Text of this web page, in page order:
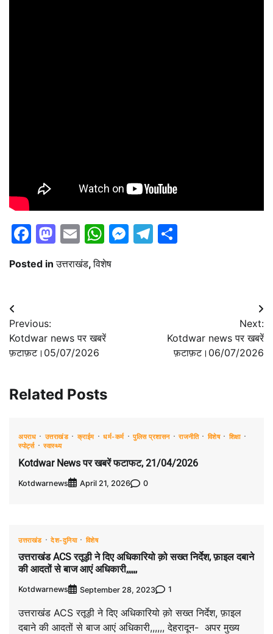
Facebook
Mastodon
EmailWhatsApp
Messenger
Telegram
Posted inउत्तराखंड,विशेष
Post
navigation
Previous:
Kotdwar news पर खबरें
फ़टाफ़ट।05/07/2026
Next:
Kotdwar news पर खबरें
फ़टाफ़ट।06/07/2026
Related Posts
अपराध उत्तराखंड क्राईम धर्म-कर्म पुलिस प्रशासन राजनीति विशेष
शिक्षा
स्पोर्ट्स
स्वास्थ्य
Kotdwar News पर खबरें फटाफट, 21/04/2026
Kotdwarnews April 21, 2026 0
उत्तराखंड देश-दुनिया विशेष
उत्तराखंड ACS रतूड़ी ने दिए अधिकारियो क़ो सख्त निर्देश, फ़ाइल दबाने
की आदतों से बाज आएं अधिकारी,,,,,,
Kotdwarnews September 28, 2023 1
उत्तराखंड ACS रतूड़ी ने दिए अधिकारियो क़ो सख्त निर्देश, फ़ाइल
दबाने की आदतों से बाज आएं अधिकारी,,,,,, देहरादून- अपर मुख्य